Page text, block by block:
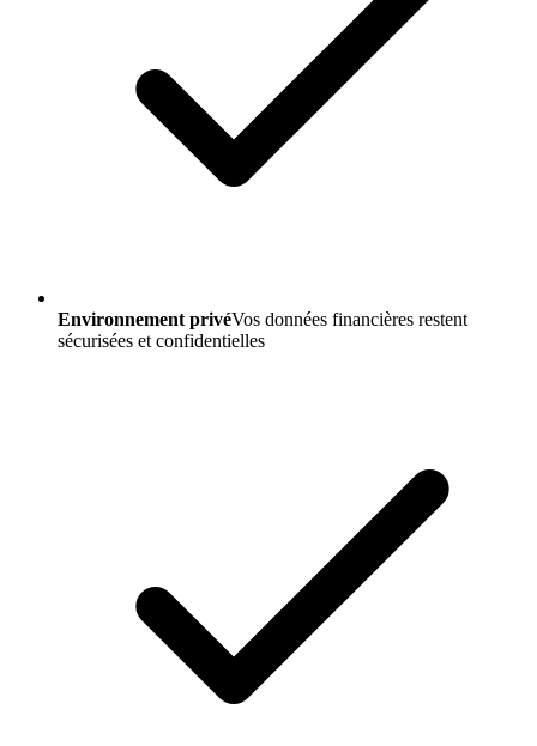
Environnement privéVos données financières restent
sécurisées et confidentielles